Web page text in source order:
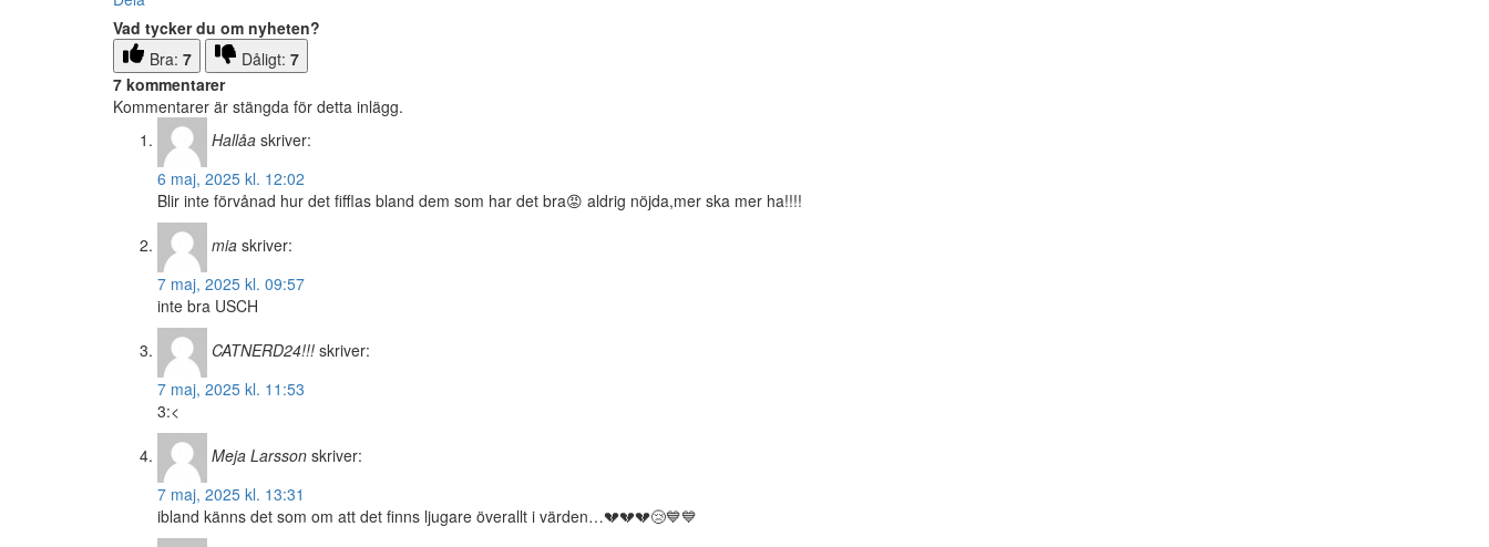
Vad tycker du om nyheten?
Bra: 7 Dåligt: 7
7 kommentarer
Kommentarer är stängda för detta inlägg.
Hallåa skriver:
6 maj, 2025 kl. 12:02
Blir inte förvånad hur det fifflas bland dem som har det bra😡 aldrig nöjda,mer ska mer ha!!!!
mia skriver:
7 maj, 2025 kl. 09:57
inte bra USCH
CATNERD24!!! skriver:
7 maj, 2025 kl. 11:53
3:<
Meja Larsson skriver:
7 maj, 2025 kl. 13:31
ibland känns det som om att det finns ljugare överallt i värden…💔💔💔😢💙💙